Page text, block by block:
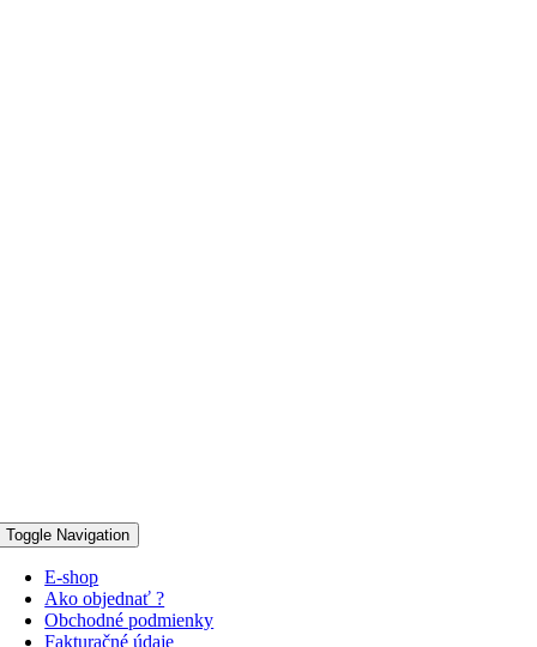
Toggle Navigation
E-shop
Ako objednať ?
Obchodné podmienky
Fakturačné údaje